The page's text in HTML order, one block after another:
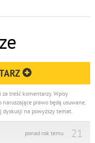
treść komentarzy. Wpisy
prawo będą usuwane.
na powyższy temat.
21
ponad rok temu